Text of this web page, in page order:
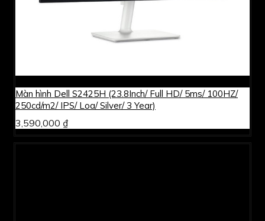
Màn hình Dell S2425H (23.8Inch/ Full HD/ 5ms/ 100HZ/
250cd/m2/ IPS/ Loa/ Silver/ 3 Year)
3,590,000 ₫